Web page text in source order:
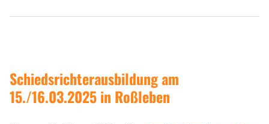
Schiedsrichterausbildung am
15./16.03.2025 in Roßleben